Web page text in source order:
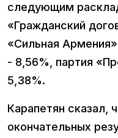
следующим
«Гражданский
«Сильная
- 8,56%, партия
5,38%.
Карапетян сказал,
окончательных